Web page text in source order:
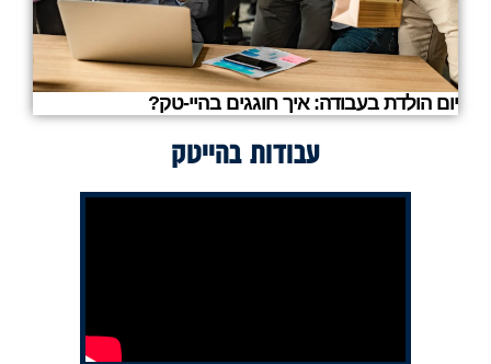
יום הולדת בעבודה: איך חוגגים בהיי-טק?
עבודות בהייטק